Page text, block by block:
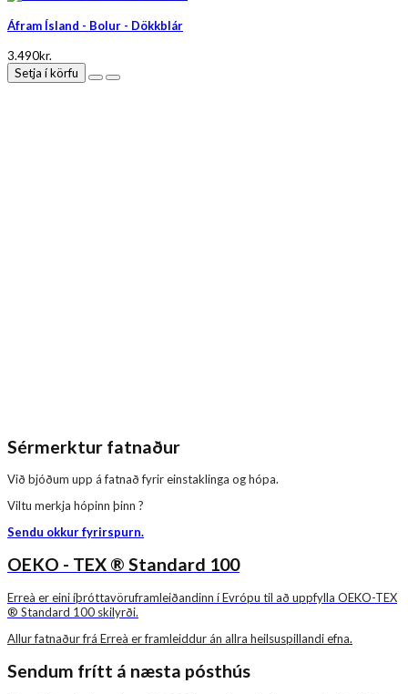
Áfram Ísland - Bolur - Dökkblár
3.490kr.
Setja í körfu
Sérmerktur fatnaður
Við bjóðum upp á fatnað fyrir einstaklinga og hópa.
Viltu merkja hópinn þinn ?
Sendu okkur fyrirspurn.
OEKO - TEX ® Standard 100
Erreà er eini íþróttavöruframleiðandinn í Evrópu til að uppfylla OEKO-TEX
® Standard 100 skilyrði.
Allur fatnaður frá Erreà er framleiddur án allra heilsuspillandi efna.
Sendum frítt á næsta pósthús